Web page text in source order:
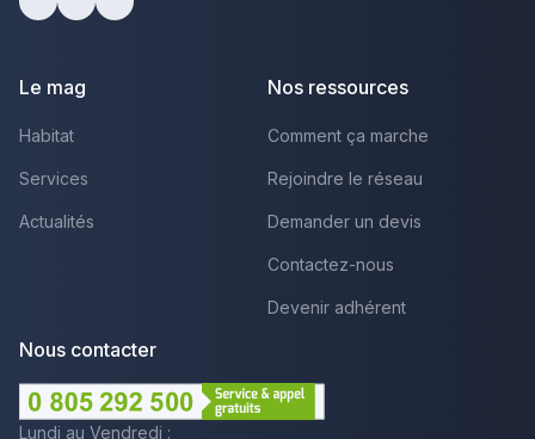
Le mag
Habitat
Services
Actualités
Nos ressources
Comment ça marche
Rejoindre le réseau
Demander un devis
Contactez-nous
Devenir adhérent
Nous contacter
Lundi au Vendredi :